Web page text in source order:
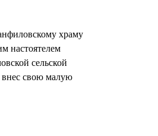
храму
настоятелем
сельской
внес свою малую